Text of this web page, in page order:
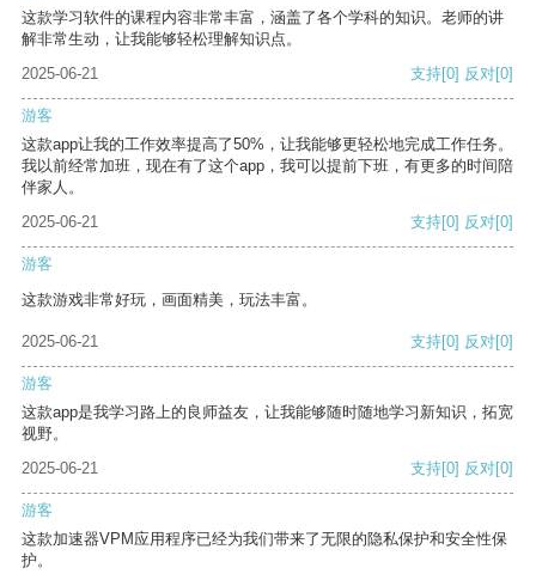
这款学习软件的课程内容非常丰富，涵盖了各个学科的知识。老师的讲
解非常生动，让我能够轻松理解知识点。
2025-06-21
支持[0] 反对[0]
游客
这款app让我的工作效率提高了50%，让我能够更轻松地完成工作任务。
我以前经常加班，现在有了这个app，我可以提前下班，有更多的时间陪
伴家人。
2025-06-21
支持[0] 反对[0]
游客
这款游戏非常好玩，画面精美，玩法丰富。
2025-06-21 支持[0] 反对[0]
游客
这款app是我学习路上的良师益友，让我能够随时随地学习新知识，拓宽
视野。
2025-06-21
支持[0] 反对[0]
游客
这款加速器VPM应用程序已经为我们带来了无限的隐私保护和安全性保
护。